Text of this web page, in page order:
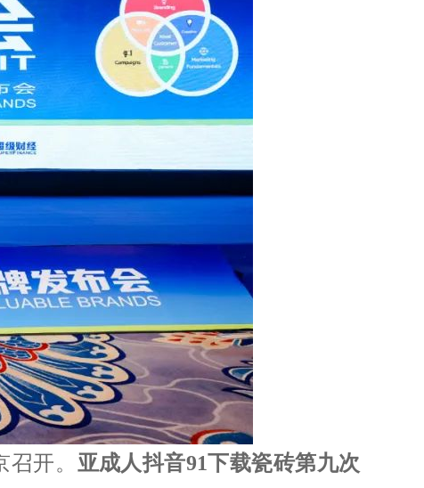
。 亚成人抖音91下载瓷砖第九次